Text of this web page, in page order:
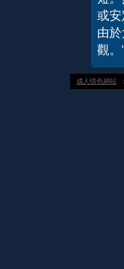
或
由
觀。
成人情色網站 ：